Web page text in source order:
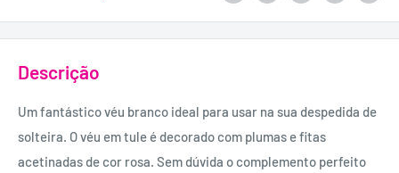
Descrição
Um fantástico véu branco ideal para usar na sua despedida de
solteira. O véu em tule é decorado com plumas e fitas
acetinadas de cor rosa. Sem dúvida o complemento perfeito